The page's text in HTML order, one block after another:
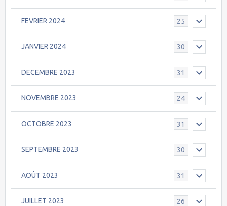
FEVRIER 2024 25
JANVIER 2024 30
DECEMBRE 2023 31
NOVEMBRE 2023 24
OCTOBRE 2023 31
SEPTEMBRE 2023 30
AOÛT 2023 31
JUILLET 2023 26